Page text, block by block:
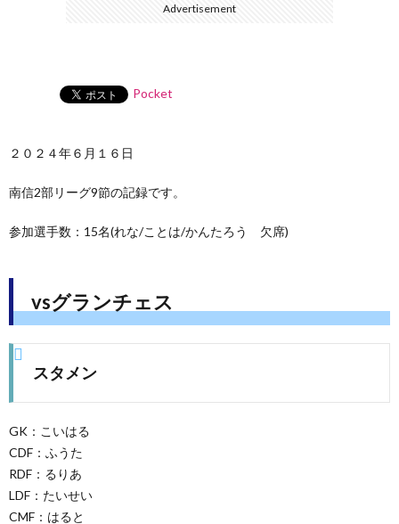
Advertisement
Pocket
２０２４年６月１６日
南信2部リーグ9節の記録です。
参加選手数：15名(れな/ことは/かんたろう 欠席)
vsグランチェス
スタメン
GK：こいはる
CDF：ふうた
RDF：るりあ
LDF：たいせい
CMF：はると